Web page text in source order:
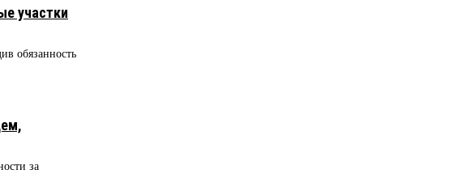
участки
обязанность
за